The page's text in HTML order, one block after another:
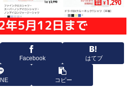
Facebook はてブ
コピー